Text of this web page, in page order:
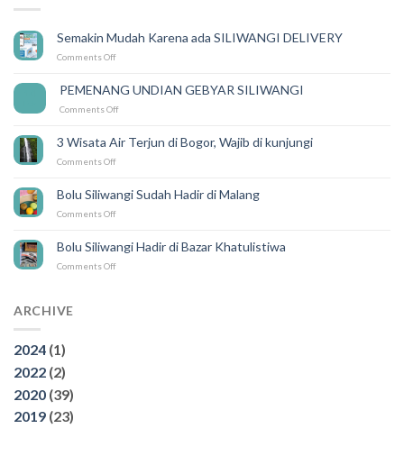
Semakin Mudah Karena ada SILIWANGI DELIVERY
Comments Offon
Karena
ada
DELIVERY
PEMENANG UNDIAN GEBYAR SILIWANGI
Comments Offon
GEBYAR
3 Wisata Air Terjun di Bogor, Wajib di kunjungi
Comments Offon
Air
Terjun
Bogor,
Wajib
di
Bolu Siliwangi Sudah Hadir di Malang
Comments Offon
Sudah
Hadir
Bolu Siliwangi Hadir di Bazar Khatulistiwa
Comments Offon
ARCHIVE
2024 (1)
2022 (2)
2020 (39)
2019 (23)